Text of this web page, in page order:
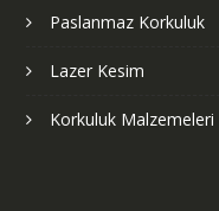
Paslanmaz Korkuluk
Lazer Kesim
Korkuluk Malzemeleri